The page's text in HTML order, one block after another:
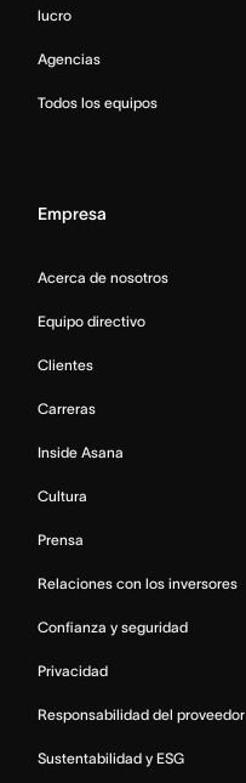
lucro
Agencias
Todos los equipos
Empresa
Acerca de nosotros
Equipo directivo
Clientes
Carreras
Inside Asana
Cultura
Prensa
Relaciones con los inversores
Confianza y seguridad
Privacidad
Responsabilidad del proveedor
Sustentabilidad y ESG